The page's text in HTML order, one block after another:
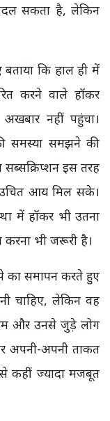
सकता है, लेकिन
कि हाल ही में
करने वाले हॉकर
नहीं पहुंचा।
समस्या समझने की
इस तरह
आय मिल सके।
में हॉकर भी उतना
करना भी जरूरी है।
समापन करते हुए
चाहिए, लेकिन वह
और उनसे जुड़े लोग
अपनी-अपनी ताकत
कहीं ज्यादा मजबूत